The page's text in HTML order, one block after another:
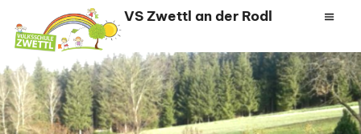
Inhalt
springen
VS Zwettl an der Rodl